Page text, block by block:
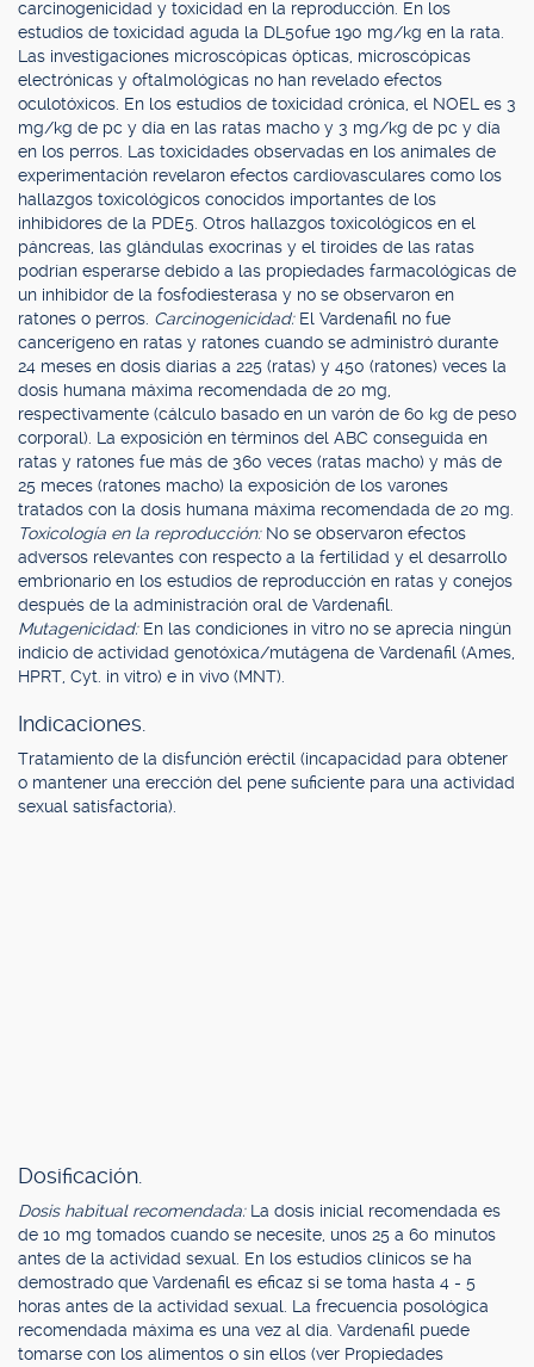
carcinogenicidad y toxicidad en la reproducción. En los
estudios de toxicidad aguda la DL50fue 190 mg/kg en la rata.
Las investigaciones microscópicas ópticas, microscópicas
electrónicas y oftalmológicas no han revelado efectos
oculotóxicos. En los estudios de toxicidad crónica, el NOEL es 3
mg/kg de pc y día en las ratas macho y 3 mg/kg de pc y día
en los perros. Las toxicidades observadas en los animales de
experimentación revelaron efectos cardiovasculares como los
hallazgos toxicológicos conocidos importantes de los
inhibidores de la PDE5. Otros hallazgos toxicológicos en el
páncreas, las glándulas exocrinas y el tiroides de las ratas
podrían esperarse debido a las propiedades farmacológicas de
un inhibidor de la fosfodiesterasa y no se observaron en
ratones o perros. Carcinogenicidad: El Vardenafil no fue
cancerígeno en ratas y ratones cuando se administró durante
24 meses en dosis diarias a 225 (ratas) y 450 (ratones) veces la
dosis humana máxima recomendada de 20 mg,
respectivamente (cálculo basado en un varón de 60 kg de peso
corporal). La exposición en términos del ABC conseguida en
ratas y ratones fue más de 360 veces (ratas macho) y más de
25 meces (ratones macho) la exposición de los varones
tratados con la dosis humana máxima recomendada de 20 mg.
Toxicología en la reproducción: No se observaron efectos
adversos relevantes con respecto a la fertilidad y el desarrollo
embrionario en los estudios de reproducción en ratas y conejos
después de la administración oral de Vardenafil.
Mutagenicidad: En las condiciones in vitro no se aprecia ningún
indicio de actividad genotóxica/mutágena de Vardenafil (Ames,
HPRT, Cyt. in vitro) e in vivo (MNT).
Indicaciones.
Tratamiento de la disfunción eréctil (incapacidad para obtener
o mantener una erección del pene suficiente para una actividad
sexual satisfactoria).
Dosificación.
Dosis habitual recomendada: La dosis inicial recomendada es
de 10 mg tomados cuando se necesite, unos 25 a 60 minutos
antes de la actividad sexual. En los estudios clínicos se ha
demostrado que Vardenafil es eficaz si se toma hasta 4 - 5
horas antes de la actividad sexual. La frecuencia posológica
recomendada máxima es una vez al día. Vardenafil puede
tomarse con los alimentos o sin ellos (ver Propiedades